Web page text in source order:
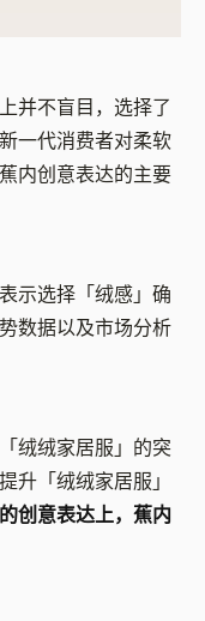
并不盲目，选择了
一代消费者对柔软
内创意表达的主要
示选择「绒感」确
数据以及市场分析
绒绒家居服」的突
升「绒绒家居服」
创意表达上，蕉内